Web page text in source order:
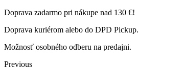
Doprava zadarmo pri nákupe nad 130 €!
Doprava kuriérom alebo do DPD Pickup.
Možnosť osobného odberu na predajni.
Previous